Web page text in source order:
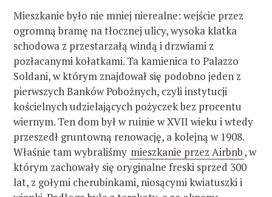
Mieszkanie było nie mniej nierealne: wejście przez
ogromną bramę na tłocznej ulicy, wysoka klatka
schodowa z przestarzałą windą i drzwiami z
pozłacanymi kołatkami. Ta kamienica to Palazzo
Soldani, w którym znajdował się podobno jeden z
pierwszych Banków Pobożnych, czyli instytucji
kościelnych udzielających pożyczek bez procentu
wiernym. Ten dom był w ruinie w XVII wieku i wtedy
przeszedł gruntowną renowację, a kolejną w 1908.
Właśnie tam wybraliśmy mieszkanie przez Airbnb, w
którym zachowały się oryginalne freski sprzed 300
lat, z gołymi cherubinkami, niosącymi kwiatuszki i